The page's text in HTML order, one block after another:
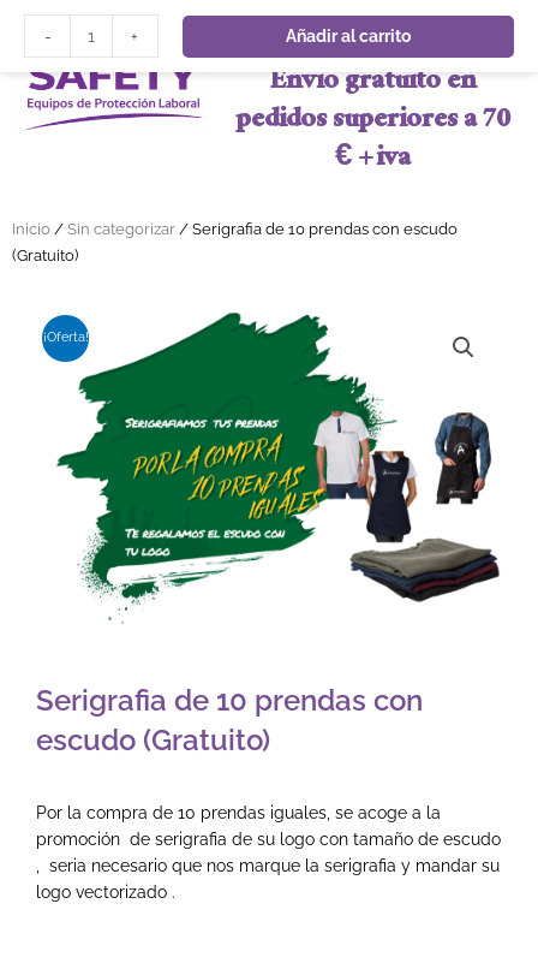
Ir al contenido
Envio gratuito en
pedidos superiores a 70
€ + iva
Inicio / Sin categorizar / Serigrafia de 10 prendas con escudo
(Gratuito)
¡Oferta!
Serigrafia de 10 prendas con
escudo (Gratuito)
Por la compra de 10 prendas iguales, se acoge a la
promoción de serigrafia de su logo con tamaño de escudo
, seria necesario que nos marque la serigrafia y mandar su
logo vectorizado .
-
Serigrafia de 10 prendas con escudo (Gratuito) cantidad
+
Añadir al carrito